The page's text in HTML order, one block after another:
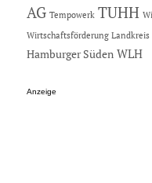
AG Tempowerk TUHH
Wirtschaftsförderung Landkreis
Hamburger Süden WLH
Anzeige